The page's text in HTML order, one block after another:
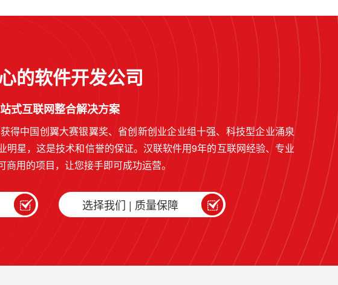
的软件开发公司
式互联网整合解决方案
得中国创翼大赛银翼奖、省创新创业企业组十强、科技型企业涌泉
明星，这是技术和信誉的保证。汉联软件用9年的互联网经验、专业
用的项目，让您接手即可成功运营。
选择我们 | 质量保障